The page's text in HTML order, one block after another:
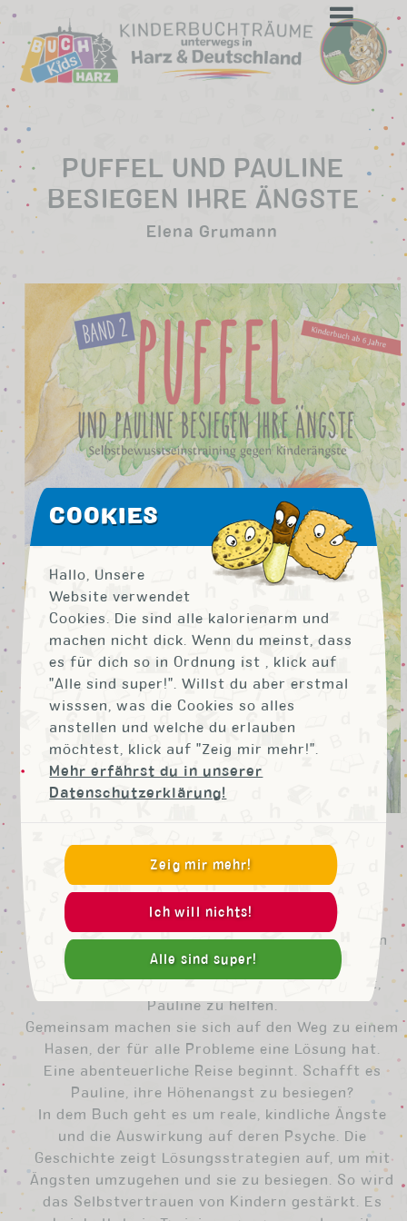
content
PUFFEL UND PAULINE
BESIEGEN IHRE ÄNGSTE
Elena Grumann
Puffel und Pauline besiegen ihre Ängste
Als der kleine Hase Puffel vergnügt durch den
Wald hüpft, trifft er Pauline. Das Eichhörnchen
hat Höhenangst und wird von den Tieren des
Waldes deswegen geärgert. Puffel beschließt,
Pauline zu helfen.
Gemeinsam machen sie sich auf den Weg zu einem
Hasen, der für alle Probleme eine Lösung hat.
Eine abenteuerliche Reise beginnt. Schafft es
Pauline, ihre Höhenangst zu besiegen?
In dem Buch geht es um reale, kindliche Ängste
und die Auswirkung auf deren Psyche. Die
Geschichte zeigt Lösungsstrategien auf, um mit
Ängsten umzugehen und sie zu besiegen. So wird
das Selbstvertrauen von Kindern gestärkt. Es
COOKIES
Hallo, Unsere
Website verwendet
Cookies. Die sind alle kalorienarm und
machen nicht dick. Wenn du meinst, dass
es für dich so in Ordnung ist , klick auf
"Alle sind super!". Willst du aber erstmal
wisssen, was die Cookies so alles
anstellen und welche du erlauben
möchtest, klick auf "Zeig mir mehr!".
Mehr erfährst du in unserer
Datenschutzerklärung!
Zeig mir mehr!
Ich will nichts!
Alle sind super!